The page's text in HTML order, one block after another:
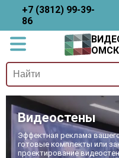
+7 (3812) 99-39-
86
ОМСК
Видеостены
Эффектная реклама
готовые комплекты или
проектирование